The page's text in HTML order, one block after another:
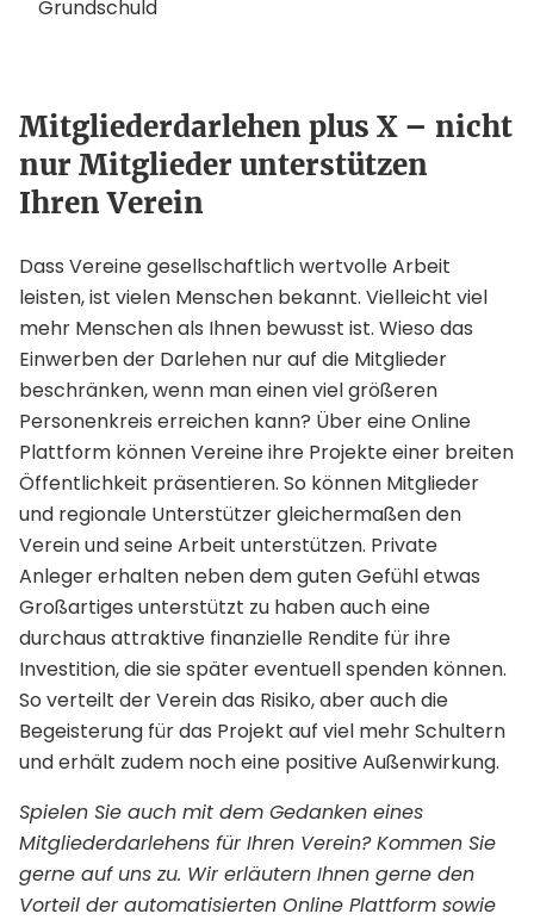
Grundschuld
Mitgliederdarlehen plus X – nicht
nur Mitglieder unterstützen
Ihren Verein
Dass Vereine gesellschaftlich wertvolle Arbeit
leisten, ist vielen Menschen bekannt. Vielleicht viel
mehr Menschen als Ihnen bewusst ist. Wieso das
Einwerben der Darlehen nur auf die Mitglieder
beschränken, wenn man einen viel größeren
Personenkreis erreichen kann? Über eine Online
Plattform können Vereine ihre Projekte einer breiten
Öffentlichkeit präsentieren. So können Mitglieder
und regionale Unterstützer gleichermaßen den
Verein und seine Arbeit unterstützen. Private
Anleger erhalten neben dem guten Gefühl etwas
Großartiges unterstützt zu haben auch eine
durchaus attraktive finanzielle Rendite für ihre
Investition, die sie später eventuell spenden können.
So verteilt der Verein das Risiko, aber auch die
Begeisterung für das Projekt auf viel mehr Schultern
und erhält zudem noch eine positive Außenwirkung.
Spielen Sie auch mit dem Gedanken eines
Mitgliederdarlehens für Ihren Verein? Kommen Sie
gerne auf uns zu. Wir erläutern Ihnen gerne den
Vorteil der automatisierten Online Plattform sowie